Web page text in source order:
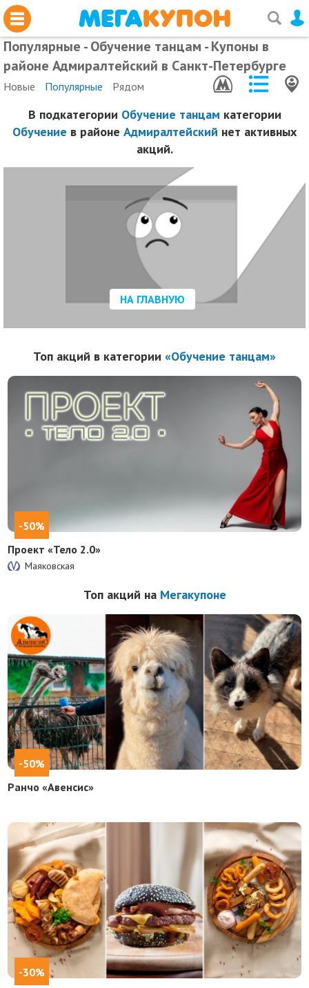
Популярные - Обучение танцам - Купоны в
районе Адмиралтейский в Санкт-Петербурге
Новые Популярные Рядом
В подкатегории Обучение танцам категории
Обучение в районе Адмиралтейский нет активных
акций.
НА ГЛАВНУЮ
Топ акций в категории «Обучение танцам»
-50%
Проект «Тело 2.0»
Маяковская
Топ акций на Мегакупоне
-50%
Ранчо «Авенсис»
-30%